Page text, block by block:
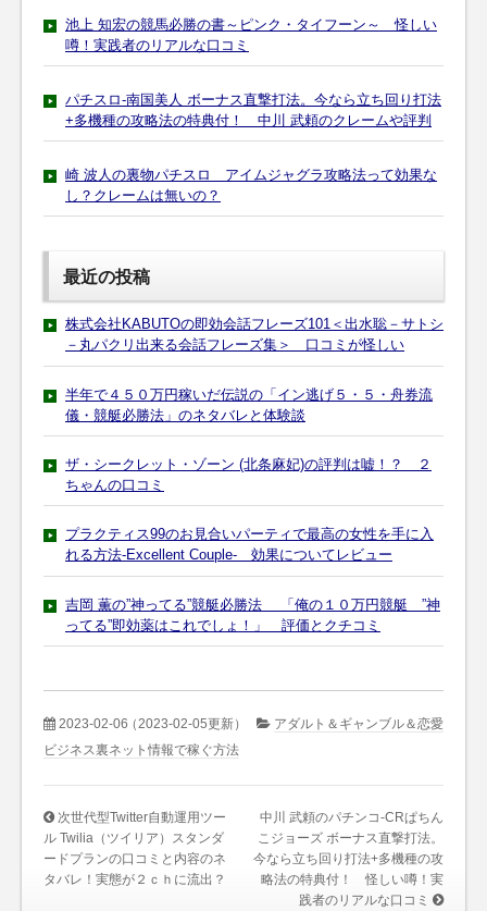
池上 知宏の競馬必勝の書～ピンク・タイフーン～ 怪しい
噂！実践者のリアルな口コミ
パチスロ-南国美人 ボーナス直撃打法。今なら立ち回り打法
+多機種の攻略法の特典付！ 中川 武頼のクレームや評判
崎 波人の裏物パチスロ アイムジャグラ攻略法って効果な
し？クレームは無いの？
最近の投稿
株式会社KABUTOの即効会話フレーズ101＜出水聡－サトシ
－丸パクリ出来る会話フレーズ集＞ 口コミが怪しい
半年で４５０万円稼いだ伝説の「イン逃げ５・５・舟券流
儀・競艇必勝法」のネタバレと体験談
ザ・シークレット・ゾーン (北条麻妃)の評判は嘘！？ ２
ちゃんの口コミ
プラクティス99のお見合いパーティで最高の女性を手に入
れる方法-Excellent Couple- 効果についてレビュー
吉岡 薫の”神ってる”競艇必勝法 「俺の１０万円競艇 ”神
ってる”即効薬はこれでしょ！」 評価とクチコミ
2023-02-06（2023-02-05更新）
アダルト＆ギャンブル＆恋愛
ビジネス裏ネット情報で稼ぐ方法
次世代型Twitter自動運用ツー
ル Twilia（ツイリア）スタンダ
ードプランの口コミと内容のネ
タバレ！実態が２ｃｈに流出？
中川 武頼のパチンコ-CRぱちん
こジョーズ ボーナス直撃打法。
今なら立ち回り打法+多機種の攻
略法の特典付！ 怪しい噂！実
践者のリアルな口コミ